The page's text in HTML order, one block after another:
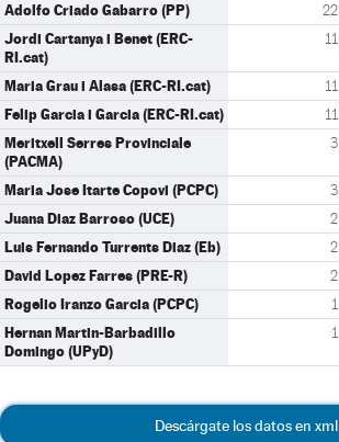
Adolfo Criado Gabarro (PP) 22
Jordi Cartanya i Benet (ERC-
RI.cat)
11
Maria Grau i Alasa (ERC-RI.cat) 11
Felip Garcia i Garcia (ERC-RI.cat) 11
Meritxell Serres Provinciale
(PACMA)
3
Maria Jose Itarte Copovi (PCPC) 3
Juana Diaz Barroso (UCE) 2
Luis Fernando Turrents Diaz (Eb) 2
David Lopez Farres (PRE-R) 2
Rogelio Iranzo Garcia (PCPC) 1
Hernan Martin-Barbadillo
Domingo (UPyD)
1
Descárgate los datos en xml